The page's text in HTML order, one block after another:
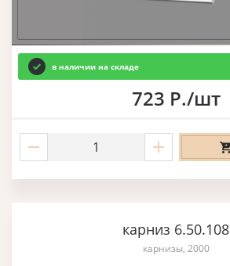
в наличии на складе
723 Р./шт
карниз 6.50.108
карнизы, 2000